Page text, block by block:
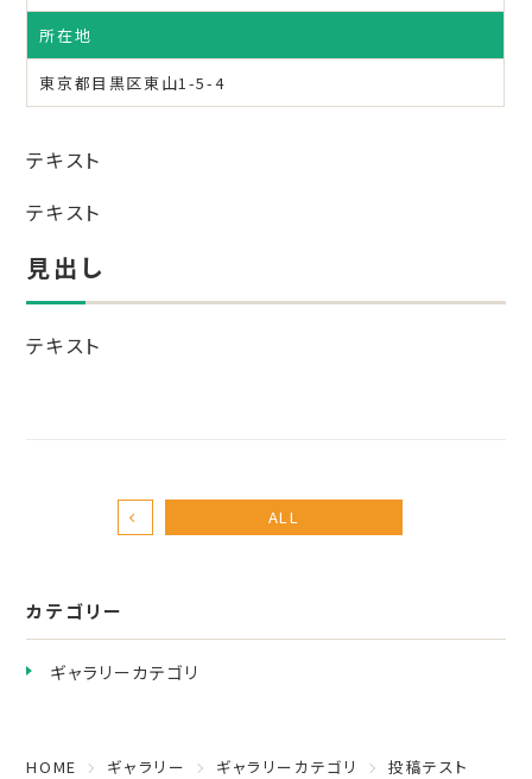
カテゴリー
ギャラリーカテゴリ
所在地
東京都目黒区東山1-5-4
テキスト
テキスト
見出し
テキスト
ALL
HOME ギャラリー ギャラリーカテゴリ 投稿テスト